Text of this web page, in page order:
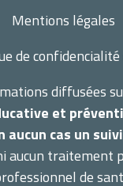
Mentions légales
de
diffusées
et
aucun cas un
aucun traitement
de